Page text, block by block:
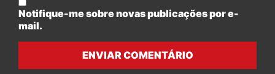
Notifique-me sobre novas publicações por e-
mail.
ENVIAR COMENTÁRIO